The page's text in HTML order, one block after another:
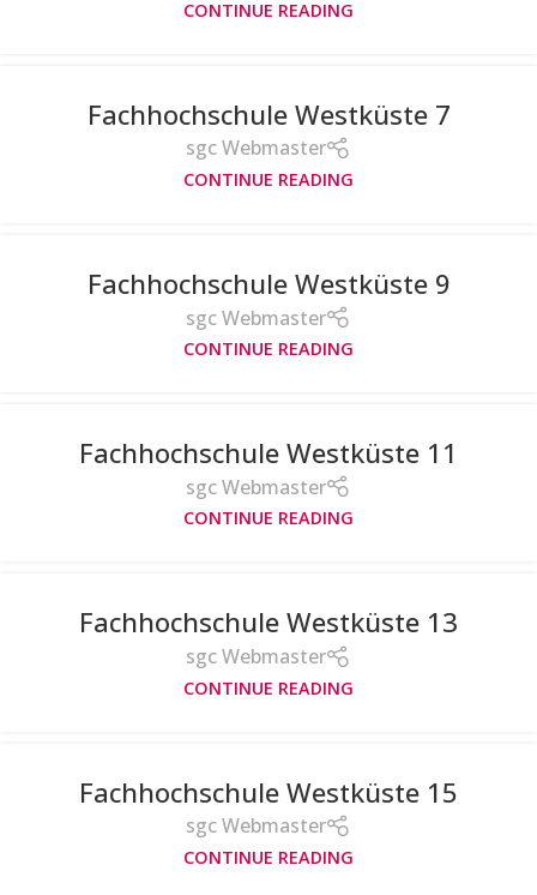
CONTINUE READING
Fachhochschule Westküste 7
sgc Webmaster
CONTINUE READING
Fachhochschule Westküste 9
sgc Webmaster
CONTINUE READING
Fachhochschule Westküste 11
sgc Webmaster
CONTINUE READING
Fachhochschule Westküste 13
sgc Webmaster
CONTINUE READING
Fachhochschule Westküste 15
sgc Webmaster
CONTINUE READING